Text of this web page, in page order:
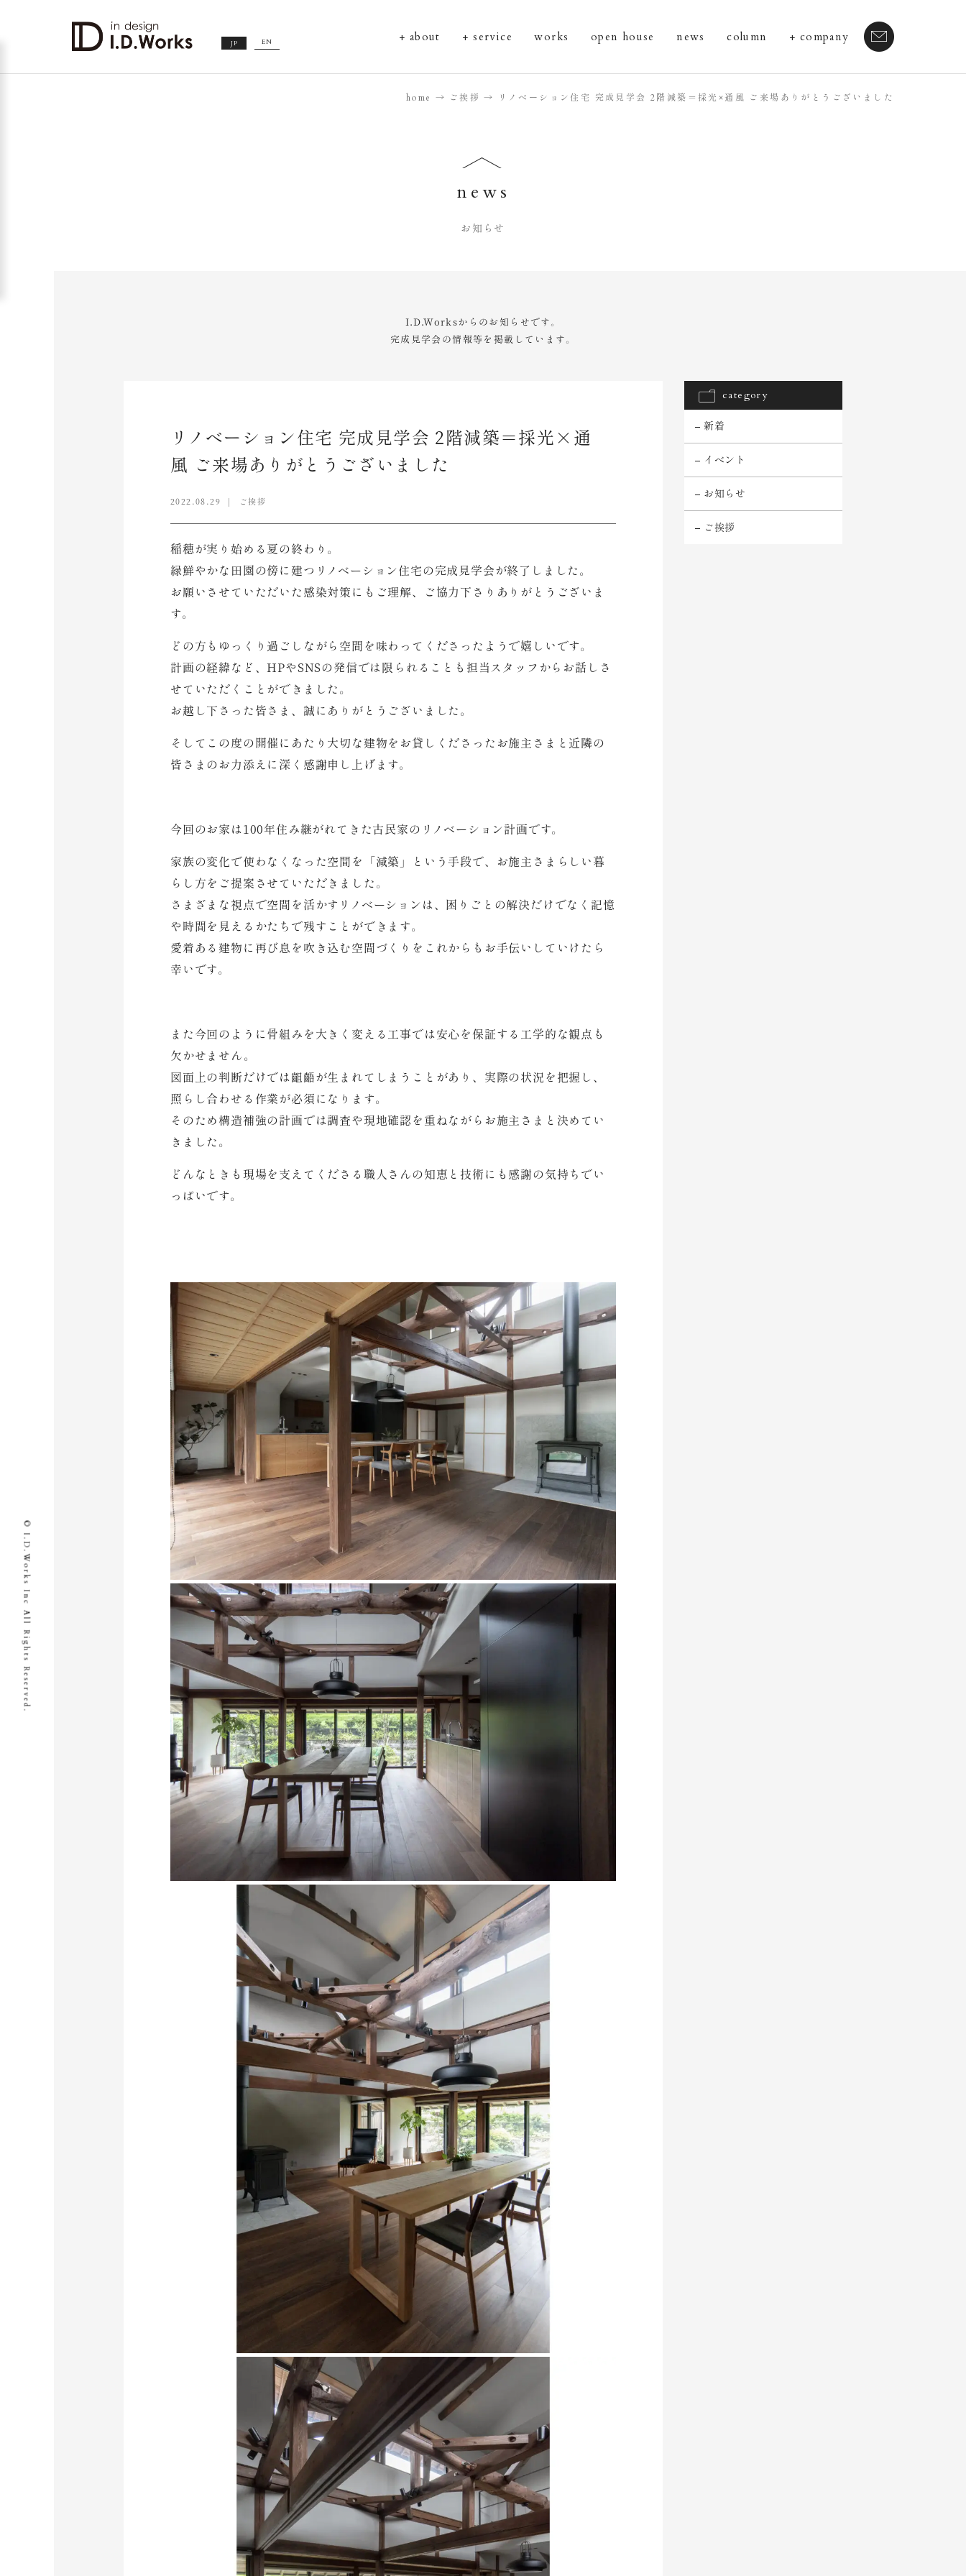
JP EN about service works open house news column company
home ご挨拶 リノベーション住宅 完成見学会 2階減築＝採光×通風 ご来場ありがとうございました
news
お知らせ
I.D.Worksからのお知らせです。
完成見学会の情報等を掲載しています。
リノベーション住宅 完成見学会 2階減築＝採光×通
風 ご来場ありがとうございました
2022.08.29 ご挨拶
稲穂が実り始める夏の終わり。
緑鮮やかな田園の傍に建つリノベーション住宅の完成見学会が終了しました。
お願いさせていただいた感染対策にもご理解、ご協力下さりありがとうございま
す。
どの方もゆっくり過ごしながら空間を味わってくださったようで嬉しいです。
計画の経緯など、HPやSNSの発信では限られることも担当スタッフからお話しさ
せていただくことができました。
お越し下さった皆さま、誠にありがとうございました。
そしてこの度の開催にあたり大切な建物をお貸しくださったお施主さまと近隣の
皆さまのお力添えに深く感謝申し上げます。
今回のお家は100年住み継がれてきた古民家のリノベーション計画です。
家族の変化で使わなくなった空間を「減築」という手段で、お施主さまらしい暮
らし方をご提案させていただきました。
さまざまな視点で空間を活かすリノベーションは、困りごとの解決だけでなく記憶
や時間を見えるかたちで残すことができます。
愛着ある建物に再び息を吹き込む空間づくりをこれからもお手伝いしていけたら
幸いです。
また今回のように骨組みを大きく変える工事では安心を保証する工学的な観点も
欠かせません。
図面上の判断だけでは齟齬が生まれてしまうことがあり、実際の状況を把握し、
照らし合わせる作業が必須になります。
そのため構造補強の計画では調査や現地確認を重ねながらお施主さまと決めてい
きました。
どんなときも現場を支えてくださる職人さんの知恵と技術にも感謝の気持ちでい
っぱいです。
category
新着
イベント
お知らせ
ご挨拶
© I.D.Works Inc All Rights Reserved.